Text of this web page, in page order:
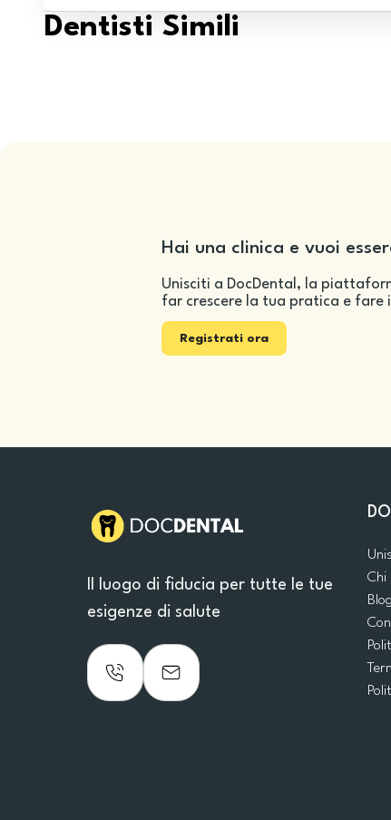
Dentisti Simili
Hai una clinica e vuoi
Unisciti a DocDental, la
far crescere la tua pratica e fare
Registrati ora
Il luogo di fiducia per tutte le tue
esigenze di salute
Chi